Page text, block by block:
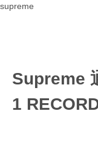
supreme
Supreme
1